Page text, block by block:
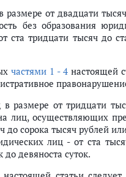
голосования
доверенного лица
агитации по вопросам
запрещено
федеральным законом
и референдумах
референдуму,
кампании, подготовки и
от двадцати
без образования
тридцати тысяч до
частями 1 - 4 настоящей
размере от тридцати
лиц, осуществляющих
до сорока тысяч рублей
лиц - от ста
девяноста суток.